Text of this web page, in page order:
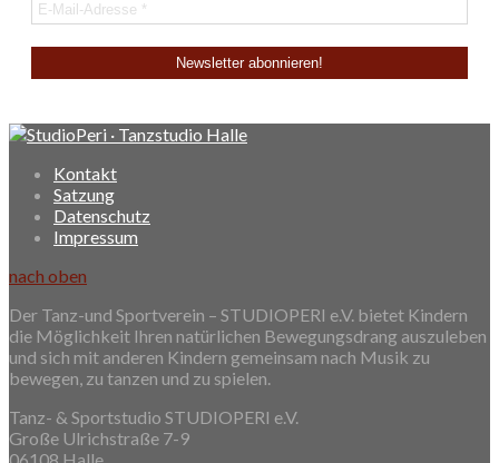
Kontakt
Satzung
Datenschutz
Impressum
nach oben
Der Tanz-und Sportverein – STUDIOPERI e.V. bietet Kindern
die Möglichkeit Ihren natürlichen Bewegungsdrang auszuleben
und sich mit anderen Kindern gemeinsam nach Musik zu
bewegen, zu tanzen und zu spielen.
Tanz- & Sportstudio STUDIOPERI e.V.
Große Ulrichstraße 7-9